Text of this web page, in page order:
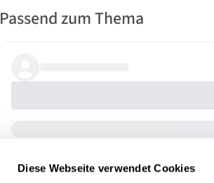
Diese Webseite verwendet Cookies
Passend zum Thema